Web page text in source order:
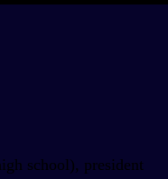
school), president